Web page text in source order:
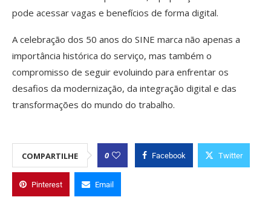
pode acessar vagas e benefícios de forma digital.
A celebração dos 50 anos do SINE marca não apenas a
importância histórica do serviço, mas também o
compromisso de seguir evoluindo para enfrentar os
desafios da modernização, da integração digital e das
transformações do mundo do trabalho.
COMPARTILHE 0 Facebook Twitter
Pinterest Email